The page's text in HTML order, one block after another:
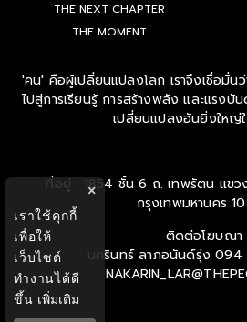
THE NEXT CHAPTER
THE MOMENT
'คน' คือผู้เปลี่ยนแปลงโลก เราจึงเชื่อมั่น
ไปสู่การเรียนรู้ การสร้างพลัง และแรงบั
เปลี่ยนแปลงอันยิ่งใหญ่
ที่อยู่ : 1854 ชั้น 6 ถ. เทพรัตน แขว
กรุงเทพมหานคร
ติดต่อโฆษณา
นครินทร์ ลาภอนันด์รุ่ง 094
×
เราใช้คุกกี้
เพื่อให้
เว็บไซต์
ทำงานได้ดี
ขึ้น เพิ่มเติม